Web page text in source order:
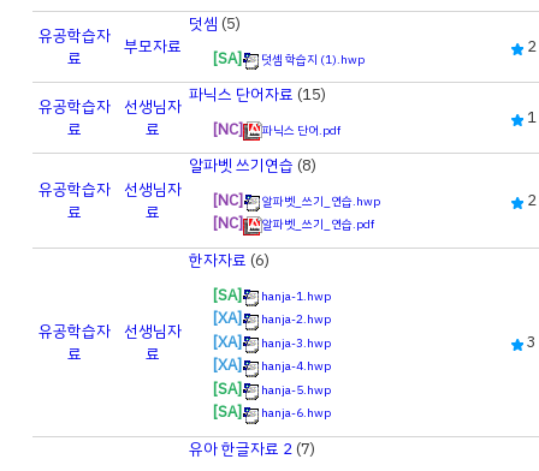
유공학습자
료
부모자료
덧셈 (5)
[SA]
덧셈 학습지 (1).hwp
2
유공학습자
료
선생님자
료
파닉스 단어자료 (15)
[NC]
파닉스 단어.pdf
1
유공학습자
료
선생님자
료
알파벳 쓰기연습 (8)
[NC]
알파벳_쓰기_연습.hwp
[NC] 알파벳_쓰기_연습.pdf
2
유공학습자
료
선생님자
료
한자자료 (6)
[SA]
hanja-1.hwp
[XA] hanja-2.hwp
[XA] hanja-3.hwp
[XA] hanja-4.hwp
[SA] hanja-5.hwp
[SA] hanja-6.hwp
3
유아 한글자료 2(7)